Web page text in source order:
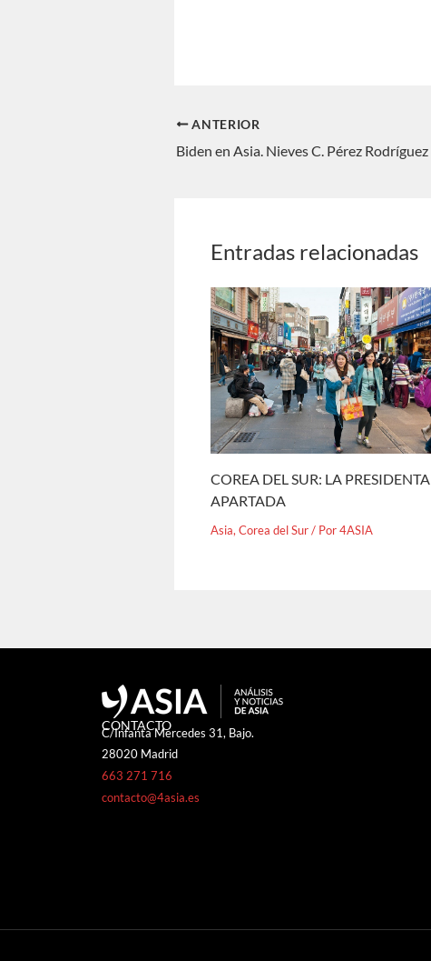
ANTERIOR
Biden en Asia. Nieves C. Pérez Rodríguez
Entradas relacionadas
COREA DEL SUR: LA PRESIDENTA
APARTADA
Asia, Corea del Sur/ Por4ASIA
CONTACTO
C/Infanta Mercedes 31, Bajo.
28020 Madrid
663 271 716
contacto@4asia.es